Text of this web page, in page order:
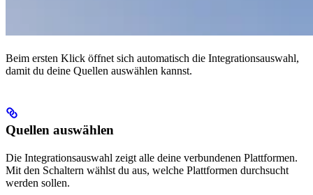
Beim ersten Klick öffnet sich automatisch die Integrationsauswahl,
damit du deine Quellen auswählen kannst.
Quellen auswählen
Die Integrationsauswahl zeigt alle deine verbundenen Plattformen.
Mit den Schaltern wählst du aus, welche Plattformen durchsucht
werden sollen.